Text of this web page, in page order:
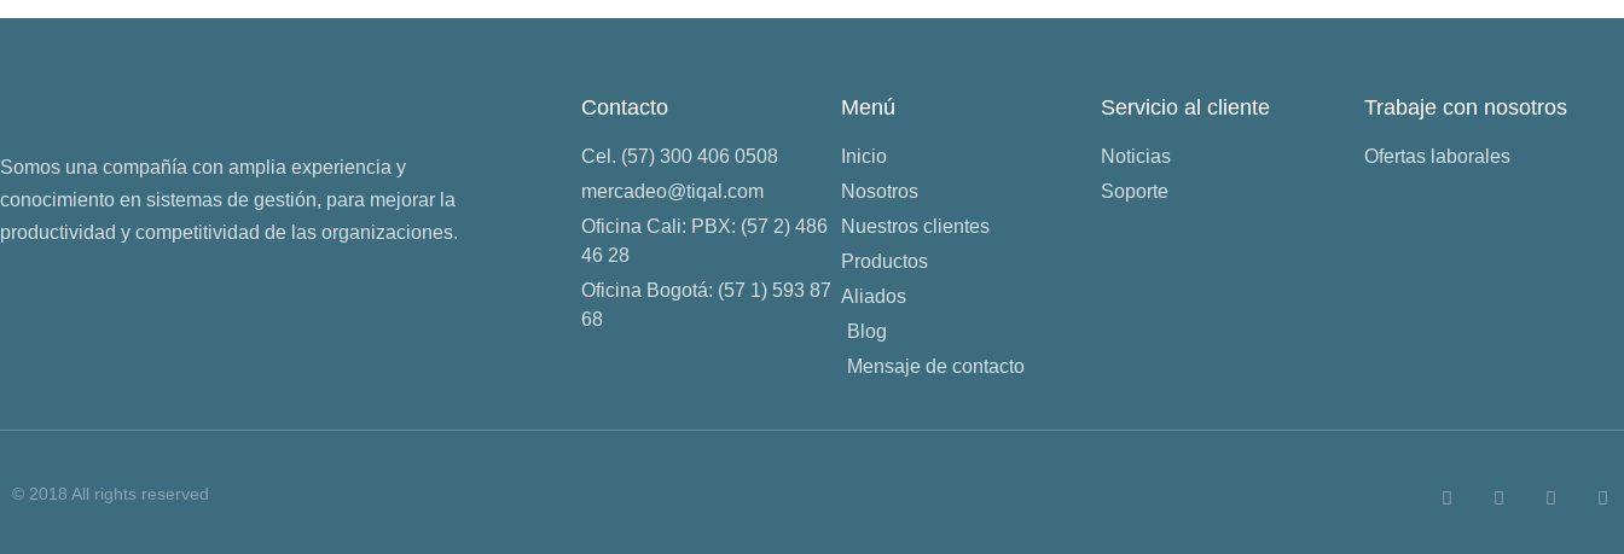
Somos una compañía con amplia experiencia y
conocimiento en sistemas de gestión, para mejorar la
productividad y competitividad de las organizaciones.
Contacto
Cel. (57) 300 406 0508
mercadeo@tiqal.com
Oficina Cali: PBX: (57 2) 486
46 28
Oficina Bogotá: (57 1) 593 87
68
Menú
Inicio
Nosotros
Nuestros clientes
Productos
Aliados
Blog
Mensaje de contacto
Servicio al cliente
Noticias
Soporte
Trabaje con nosotros
Ofertas laborales
© 2018 All rights reserved